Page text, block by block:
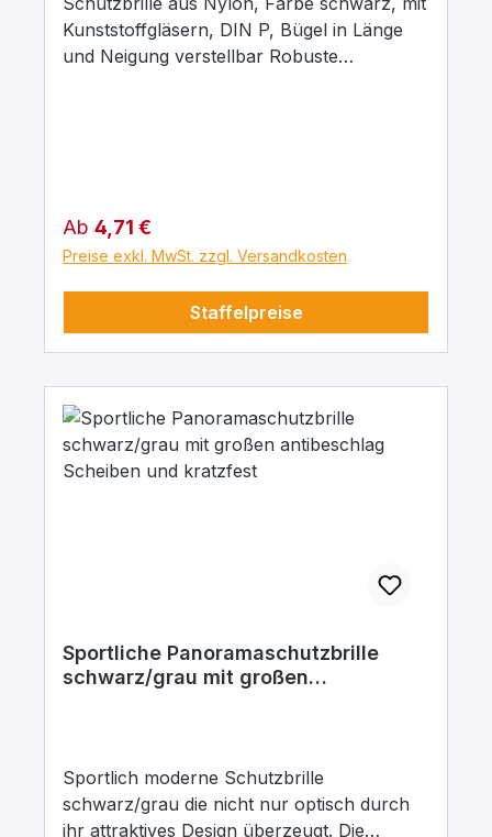
Kunststoffgläsern, DIN P, Bügel in Länge
und Neigung verstellbar Robuste
x 52 mm
Regulärer Preis:
Ab 4,71 €
Preise exkl. MwSt. zzgl. Versandkosten
Staffelpreise
Sportliche Panoramaschutzbrille
schwarz/grau mit großen
Sportlich moderne Schutzbrille
schwarz/grau die nicht nur optisch durch
ihr attraktives Design überzeugt. Die